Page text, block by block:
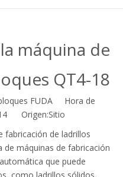
máquina de
QT4-18
FUDA Hora de
14 Origen:Sitio
fabricación de ladrillos
máquinas de fabricación
que puede